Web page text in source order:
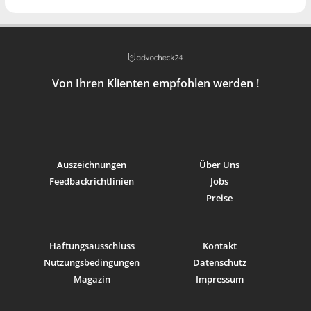
Richterin am Strafgericht Basel-Stadt
Von Ihren Klienten empfohlen werden !
Auszeichnungen
Feedbackrichtlinien
Über Uns
Jobs
Preise
Haftungsausschluss
Nutzungsbedingungen
Magazin
Kontakt
Datenschutz
Impressum